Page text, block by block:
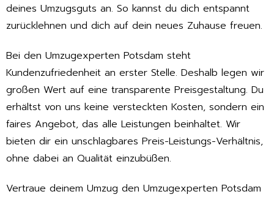
deines Umzugsguts an. So kannst du dich entspannt
zurücklehnen und dich auf dein neues Zuhause freuen.
Bei den Umzugexperten Potsdam steht
Kundenzufriedenheit an erster Stelle. Deshalb legen wir
großen Wert auf eine transparente Preisgestaltung. Du
erhältst von uns keine versteckten Kosten, sondern ein
faires Angebot, das alle Leistungen beinhaltet. Wir
bieten dir ein unschlagbares Preis-Leistungs-Verhältnis,
ohne dabei an Qualität einzubüßen.
Vertraue deinem Umzug den Umzugexperten Potsdam